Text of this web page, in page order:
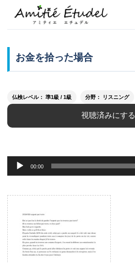
お金を拾った場合
仏検レベル： 準1級 / 1級 分野： リスニング
視聴済みにする
声
レ
ー
ヤ
ー
00:00